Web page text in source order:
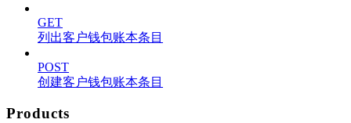
GET
列出客户钱包账本条目
POST
创建客户钱包账本条目
Products